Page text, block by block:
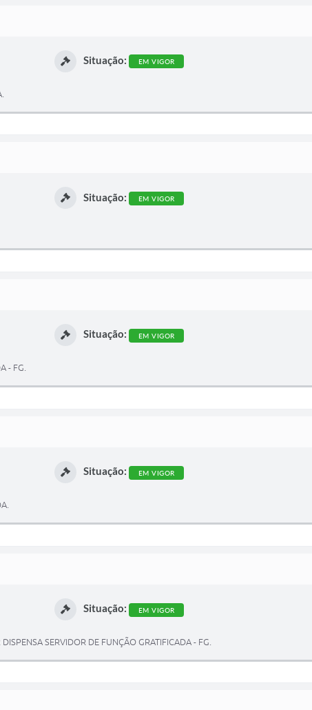
Situação: EM VIGOR
Situação: EM VIGOR
Situação: EM VIGOR
- FG.
Situação: EM VIGOR
Situação: EM VIGOR
SERVIDOR DE FUNÇÃO GRATIFICADA - FG.